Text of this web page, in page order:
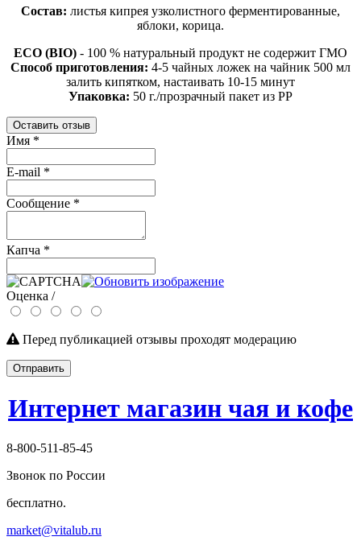
Состав: листья кипрея узколистного ферментированные,
яблоки, корица.
ECO (BIO) - 100 % натуральный продукт не содержит ГМО
Способ приготовления: 4-5 чайных ложек на чайник 500 мл
залить кипятком, настаивать 10-15 минут
Упаковка: 50 г./прозрачный пакет из PP
Оставить отзыв
Имя *
E-mail *
Сообщение *
Капча *
Оценка /
Перед публикацией отзывы проходят модерацию
Отправить
Интернет магазин чая и кофе
8-800-511-85-45
Звонок по России
бесплатно.
market@vitalub.ru